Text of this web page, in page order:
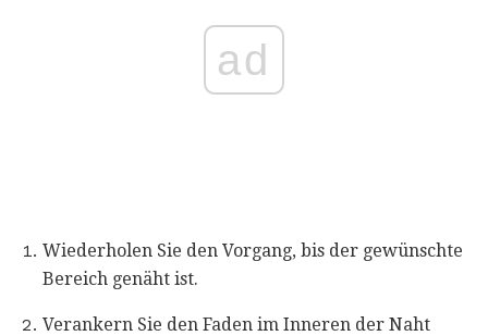
ad
Wiederholen Sie den Vorgang, bis der gewünschte
Bereich genäht ist.
Verankern Sie den Faden im Inneren der Naht